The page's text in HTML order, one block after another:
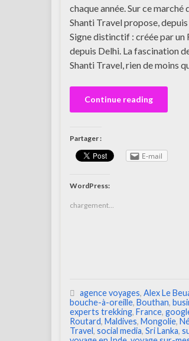
chaque année. Sur ce
Shanti Travel propose,
Signe distinctif : créée par un
depuis Delhi. La fascination
Shanti Travel, rien de moins
Continue reading
Partager :
E-mail
WordPress:
chargement…
agence voyages, Alex Le
bouche-à-oreille, Bouthan,
experts trekking, France,
Routard, Maldives, Mongolie,
Travel, social media, Sri Lanka,